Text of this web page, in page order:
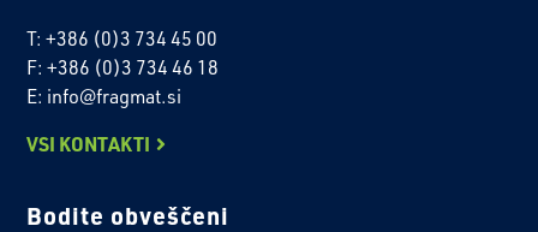
T: +386 (0)3 734 45 00
F: +386 (0)3 734 46 18
E: info@fragmat.si
VSI KONTAKTI
Bodite obveščeni